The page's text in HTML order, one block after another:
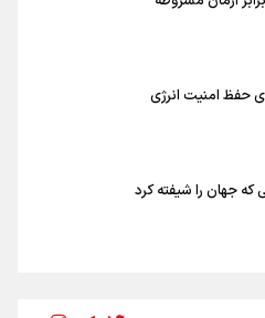
حفظ امنیت انرژی
که جهان را شیفته کرد